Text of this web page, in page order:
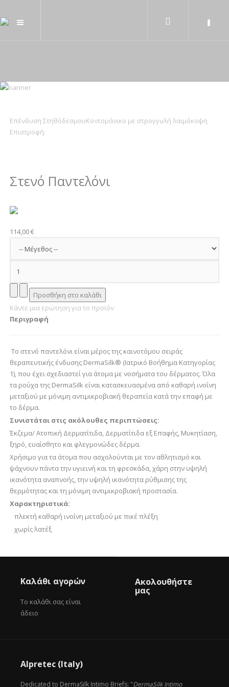
Επένδυση ΣτηθόδεσμουΚοντομάνικο με στρογγυλή λαιμόκοψη
Επιστροφή:
Στενό Παντελόνι
114,00 €
Κάντε μια ερώτηση για το προϊόν
Περιγραφή
Το στενό παντελόνι είναι μέρος της καινοτόμου σειράς
θεραπευτικής ένδυσης DermaSilk® (Ιατρικό Βοήθημα Κατηγορίας
1), που έχει σχεδιαστεί για άτομα με νοσήματα του δέρματος. Όλα
τα ρούχα της DermaSilk είναι κατασκευασμένα από καθαρή ινοΐνη
μεταξιού με μόνιμη αντιμικροβιακή θεραπεία κατά την επαφή με
το δέρμα.
Συνιστάται στις ακόλουθες περιπτώσεις:
Έκζεμα/ Ατοπική Δερματίτιδα, Δερματίτιδα εξ Επαφής, Μυκητίαση,
ξηρό, ευαίσθητο και φλεγμονώδες δέρμα.
Χρήσιμο για τα άτομα που ασχολούνται με τον αθλητισμό και
ψάχνουν πάντα την υγιεινή και τη φρεσκάδα, χάρη στην υψηλή
ικανότητα αναπνοής, την υψηλή ικανότητα ρύθμισης της
θερμότητας και τη μόνιμη αντιμικροβιακή προστασία.
Χαρακτηριστικά:
πλεκτή καθαρή ινοΐνη μεταξιού με πικέ πλέξη
χωρίς λατέξ
Καλάθι αγορών
Το καλάθι σας είναι
άδειο
Ακολουθήστε
μας
Alpretec (Italy)
Dedicated to DermaSilk Intimo Briefs: "DermaSilk Intimo